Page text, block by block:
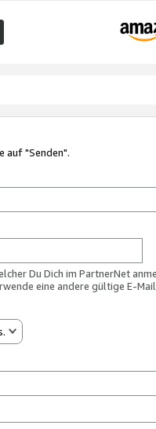
auf "Senden".
Du Dich im PartnerNet
eine andere gültige E-